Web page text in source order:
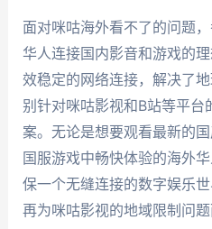
面对咪咕海外看不了的问题
华人连接国内影音和游戏的
效稳定的网络连接，解决了
别针对咪咕影视和B站等平
案。无论是想要观看最新的
国服游戏中畅快体验的海外
保一个无缝连接的数字娱乐
再为咪咕影视的地域限制问题